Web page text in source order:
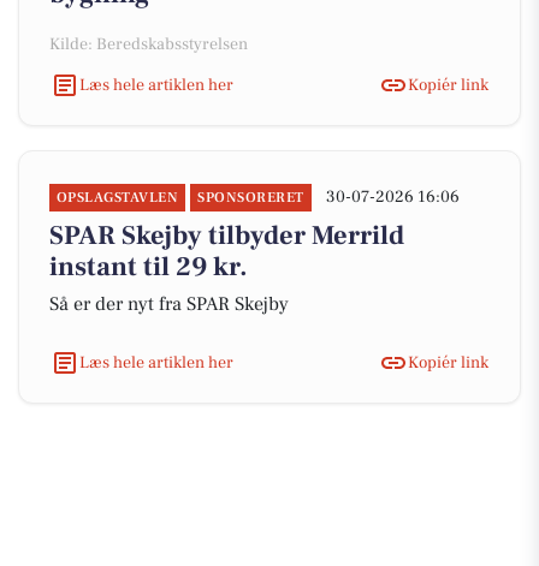
Kilde: Beredskabsstyrelsen
Læs hele artiklen her
Kopiér link
OPSLAGSTAVLEN SPONSORERET 30-07-2026 16:06
SPAR Skejby tilbyder Merrild
instant til 29 kr.
Så er der nyt fra SPAR Skejby
Læs hele artiklen her Kopiér link